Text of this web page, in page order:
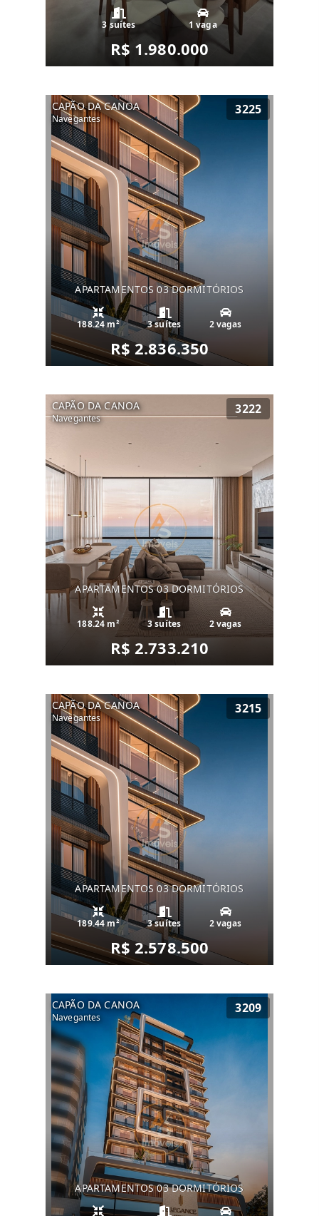
3 suítes 1 vaga
R$ 1.980.000
CAPÃO DA CANOA
Navegantes
3225
APARTAMENTOS 03 DORMITÓRIOS
188.24 m² 3 suítes 2 vagas
R$ 2.836.350
CAPÃO DA CANOA
Navegantes
3222
APARTAMENTOS 03 DORMITÓRIOS
188.24 m² 3 suítes 2 vagas
R$ 2.733.210
CAPÃO DA CANOA
Navegantes
3215
APARTAMENTOS 03 DORMITÓRIOS
189.44 m² 3 suítes 2 vagas
R$ 2.578.500
CAPÃO DA CANOA
Navegantes
3209
APARTAMENTOS 03 DORMITÓRIOS